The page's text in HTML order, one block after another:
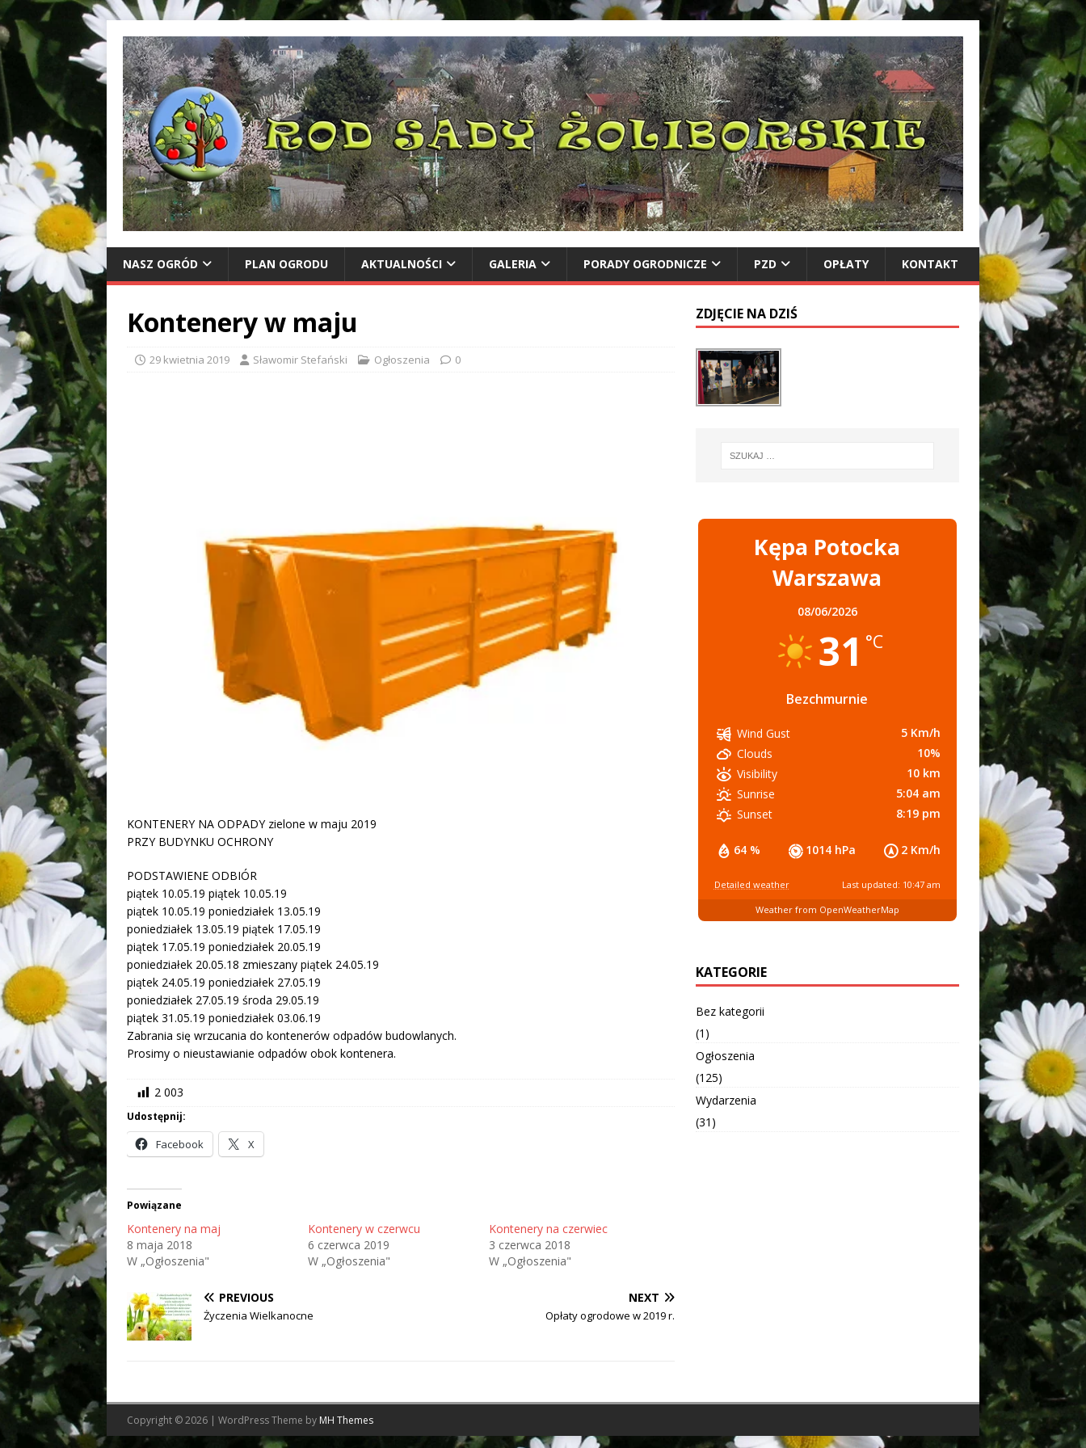
NASZ OGRÓD PLAN OGRODU AKTUALNOŚCI GALERIA PORADY OGRODNICZE PZD OPŁATY KONTAKT
Kontenery w maju
29 kwietnia 2019 Sławomir Stefański Ogłoszenia 0
KONTENERY NA ODPADY zielone w maju 2019
PRZY BUDYNKU OCHRONY
PODSTAWIENE ODBIÓR
piątek 10.05.19 piątek 10.05.19
piątek 10.05.19 poniedziałek 13.05.19
poniedziałek 13.05.19 piątek 17.05.19
piątek 17.05.19 poniedziałek 20.05.19
poniedziałek 20.05.18 zmieszany piątek 24.05.19
piątek 24.05.19 poniedziałek 27.05.19
poniedziałek 27.05.19 środa 29.05.19
piątek 31.05.19 poniedziałek 03.06.19
Zabrania się wrzucania do kontenerów odpadów budowlanych.
Prosimy o nieustawianie odpadów obok kontenera.
2 003
Udostępnij:
Facebook X
Powiązane
Kontenery na maj
8 maja 2018
W „Ogłoszenia"
Kontenery w czerwcu
6 czerwca 2019
W „Ogłoszenia"
Kontenery na czerwiec
3 czerwca 2018
W „Ogłoszenia"
PREVIOUS
Życzenia Wielkanocne
NEXT
Opłaty ogrodowe w 2019 r.
ZDJĘCIE NA DZIŚ
Kępa Potocka
Warszawa
08/06/2026
31 °C
Bezchmurnie
64 % 1014 hPa 2 Km/h
Wind Gust
5 Km/h
Clouds
10%
Visibility
10 km
Sunrise
5:04 am
Sunset
8:19 pm
Detailed weather Last updated: 10:47 am
Weather from OpenWeatherMap
KATEGORIE
Bez kategorii
(1)
Ogłoszenia
(125)
Wydarzenia
(31)
Copyright © 2026 | WordPress Theme by MH Themes